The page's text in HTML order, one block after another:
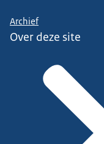
Archief
Over deze site